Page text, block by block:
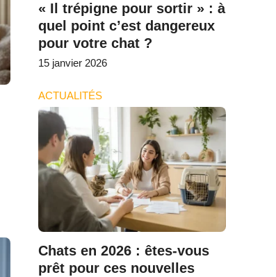
« Il trépigne pour sortir » : à
quel point c’est dangereux
pour votre chat ?
15 janvier 2026
ACTUALITÉS
Chats en 2026 : êtes-vous
prêt pour ces nouvelles